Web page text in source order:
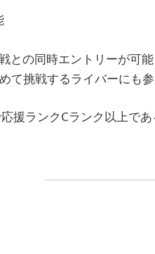
との同時エントリーが可能
て挑戦するライバーにも
援ランクCランク以上で